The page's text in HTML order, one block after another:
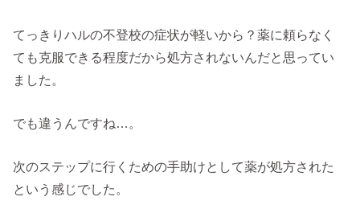
てっきりハルの不登校の症状が軽いから？薬に頼らなく
ても克服できる程度だから処方されないんだと思ってい
ました。
でも違うんですね…。
次のステップに行くための手助けとして薬が処方された
という感じでした。